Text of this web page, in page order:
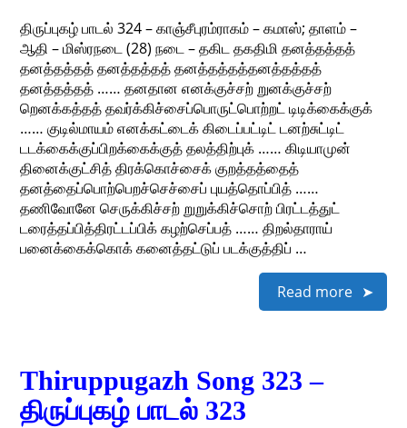
திருப்புகழ் பாடல் 324 – காஞ்சீபுரம்ராகம் – கமாஸ்; தாளம் –
ஆதி – மிஸ்ரநடை (28) நடை – தகிட தகதிமி தனத்தத்தத்
தனத்தத்தத் தனத்தத்தத் தனத்தத்தத்தனத்தத்தத்
தனத்தத்தத் …… தனதான எனக்குச்சற் றுனக்குச்சற்
றெனக்கத்தத் தவர்க்கிச்சைப்பொருட்பொற்றட் டிடிக்கைக்குக்
…… குடில்மாயம் எனக்கட்டைக் கிடைப்பட்டிட் டனற்சுட்டிட்
டடக்கைக்குப்பிறக்கைக்குத் தலத்திற்புக் …… கிடியாமுன்
தினைக்குட்சித் திரக்கொச்சைக் குறத்தத்தைத்
தனத்தைப்பொற்பெறச்செச்சைப் புயத்தொப்பித் ……
தணிவோனே செருக்கிச்சற் றுறுக்கிச்சொற் பிரட்டத்துட்
டரைத்தப்பித்திரட்டப்பிக் கழற்செப்பத் …… திறல்தாராய்
பனைக்கைக்கொக் கனைத்தட்டுப் படக்குத்திப் …
Read more
Thiruppugazh Song 323 –
திருப்புகழ் பாடல் 323